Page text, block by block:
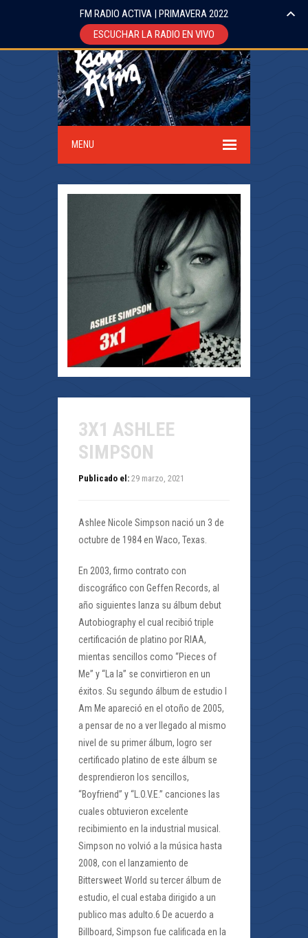
MENU
3X1 ASHLEE
SIMPSON
Publicado el: 29 marzo, 2021
Ashlee Nicole Simpson nació un 3 de
octubre de 1984 en Waco, Texas.
En 2003, firmo contrato con
discográfico con Geffen Records, al
año siguientes lanza su álbum debut
Autobiography el cual recibió triple
certificación de platino por RIAA,
mientas sencillos como “Pieces of
Me” y “La la” se convirtieron en un
éxitos. Su segundo álbum de estudio I
Am Me apareció en el otoño de 2005,
a pensar de no a ver llegado al mismo
nivel de su primer álbum, logro ser
certificado platino de este álbum se
desprendieron los sencillos,
“Boyfriend” y “L.O.V.E.” canciones las
cuales obtuvieron excelente
recibimiento en la industrial musical.
Simpson no volvió a la música hasta
2008, con el lanzamiento de
Bittersweet World su tercer álbum de
estudio, el cual estaba dirigido a un
publico mas adulto.6 De acuerdo a
Billboard, Simpson fue calificada en la
FM RADIO ACTIVA | PRIMAVERA 2022
ESCUCHAR LA RADIO EN VIVO